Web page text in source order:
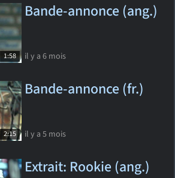
1:58
Bande-annonce (ang.)
il y a 6 mois
2:15
Bande-annonce (fr.)
il y a 5 mois
Extrait: Rookie (ang.)